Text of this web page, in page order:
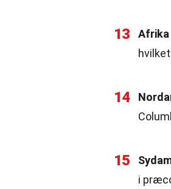
13 Afrika
14
15
i